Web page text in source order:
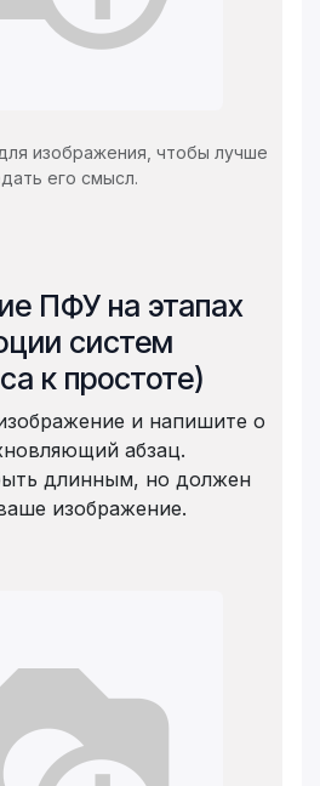
изображения, чтобы лучше
его смысл.
ПФУ на этапах
систем
к простоте)
и напишите о
абзац.
длинным, но должен
изображение.